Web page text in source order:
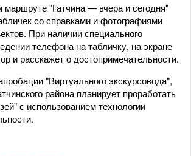
маршруте "Гатчина — вчера и сегодня"
со справками и фотографиями
При наличии специального
телефона на табличку, на экране
и расскажет о достопримечательности.
"Виртуального экскурсовода",
района планирует проработать
с использованием технологии